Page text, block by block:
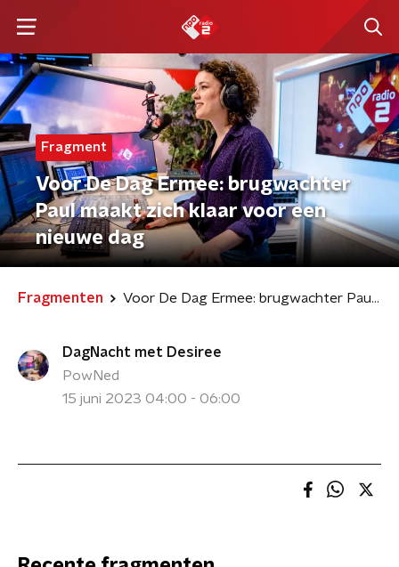
Fragment
Voor De Dag Ermee: brugwachter
Paul maakt zich klaar voor een
nieuwe dag
Fragmenten Voor De Dag Ermee: brugwachter Paul maakt zich klaar voor een nieuwe dag
DagNacht met Desiree
PowNed
15 juni 2023 04:00 - 06:00